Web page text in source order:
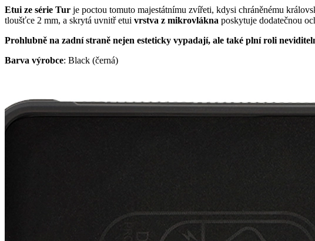
Etui ze série Tur je poctou tomuto majestátnímu zvířeti, kdysi chráněnému
tloušťce 2 mm, a skrytá uvnitř etui vrstva z mikrovlákna poskytuje dodatečnou
Prohlubně na zadní straně nejen esteticky vypadají, ale také plní roli
Barva výrobce: Black (černá)